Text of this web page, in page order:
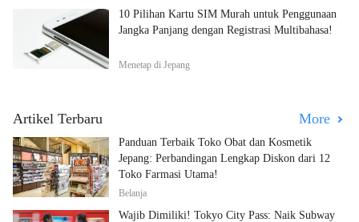
10 Pilihan Kartu SIM Murah untuk Penggunaan
Jangka Panjang dengan Registrasi Multibahasa!
Menetap di Jepang
Artikel Terbaru More
Panduan Terbaik Toko Obat dan Kosmetik
Jepang: Perbandingan Lengkap Diskon dari 12
Toko Farmasi Utama!
Belanja
Wajib Dimiliki! Tokyo City Pass: Naik Subway